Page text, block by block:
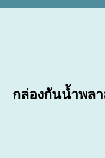
กล่องกันน้ำพล